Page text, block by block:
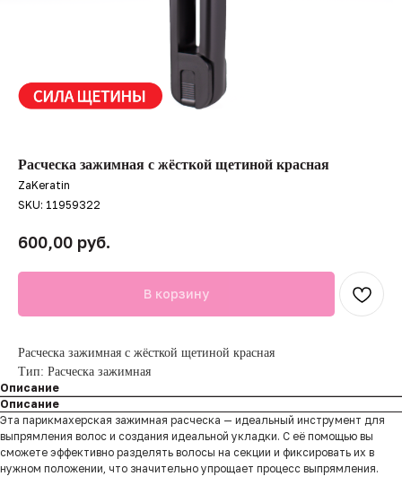
Расческа зажимная с жёсткой щетиной красная
ZaKeratin
SKU: 11959322
600,00 руб.
В корзину
Расческа зажимная с жёсткой щетиной красная
Тип: Расческа зажимная
Описание
Описание
Эта парикмахерская зажимная расческа — идеальный инструмент для
выпрямления волос и создания идеальной укладки. С её помощью вы
сможете эффективно разделять волосы на секции и фиксировать их в
нужном положении, что значительно упрощает процесс выпрямления.